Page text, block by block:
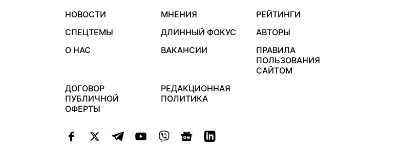
НОВОСТИ МНЕНИЯ
РЕЙТИНГИ
СПЕЦТЕМЫ
ДЛИННЫЙ ФОКУС
АВТОРЫ
О НАС
ВАКАНСИИ
ПРАВИЛА
ПОЛЬЗОВАНИЯ
САЙТОМ
ДОГОВОР
ПУБЛИЧНОЙ
ОФЕРТЫ
РЕДАКЦИОННАЯ
ПОЛИТИКА